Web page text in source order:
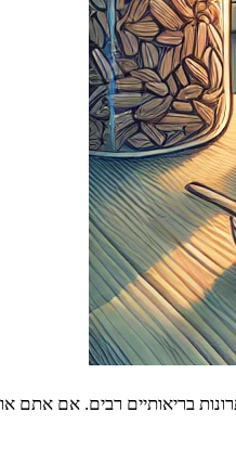
בריאותיים רבים. אם אתם